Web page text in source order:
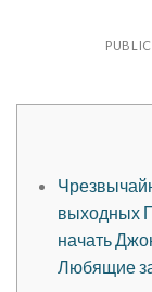
выходных
начать
Любящие